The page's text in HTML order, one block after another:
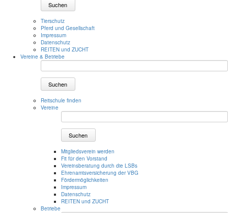
Suchen
Tierschutz
Pferd und Gesellschaft
Impressum
Datenschutz
REITEN und ZUCHT
Vereine & Betriebe
Suchen
Reitschule finden
Vereine
Suchen
Mitgliedsverein werden
Fit für den Vorstand
Vereinsberatung durch die LSBs
Ehrenamtsversicherung der VBG
Fördermöglichkeiten
Impressum
Datenschutz
REITEN und ZUCHT
Betriebe